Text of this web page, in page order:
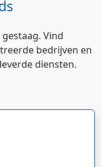
Vind
bedrijven en
diensten.